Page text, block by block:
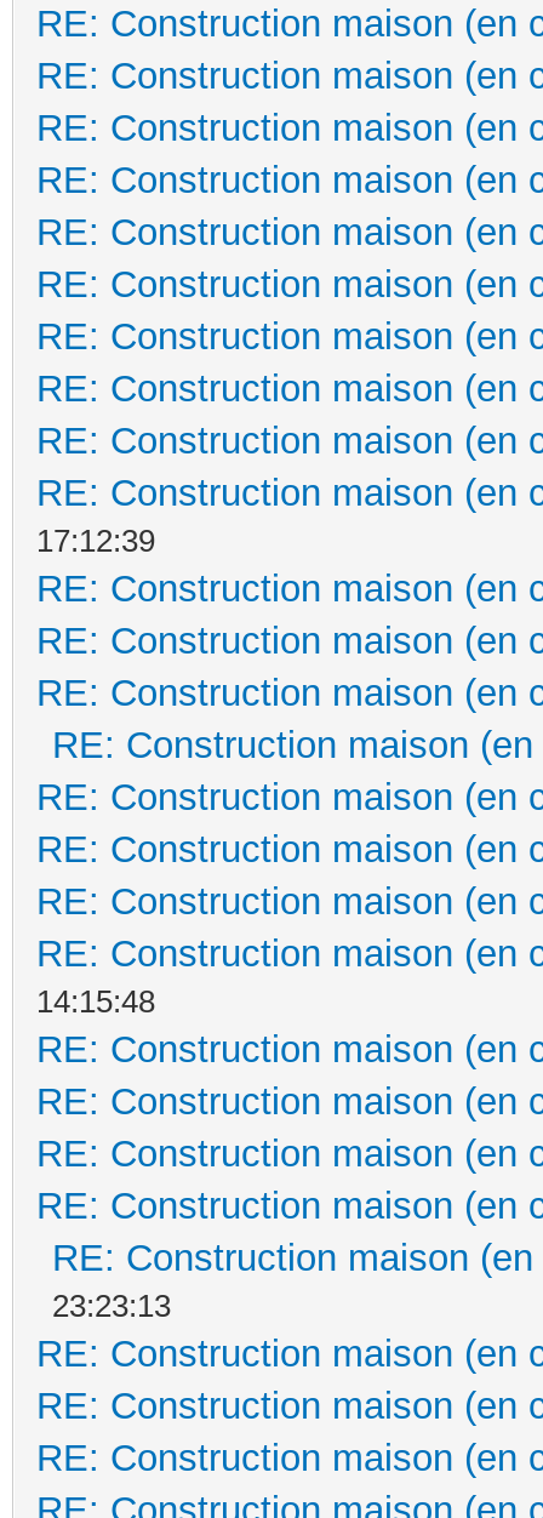
RE: Construction maison (en
RE: Construction maison (en
RE: Construction maison (en
RE: Construction maison (en
RE: Construction maison (en
RE: Construction maison (en
RE: Construction maison (en
RE: Construction maison (en
RE: Construction maison (en
RE: Construction maison (en
17:12:39
RE: Construction maison (en
RE: Construction maison (en
RE: Construction maison (en
RE: Construction maison
RE: Construction maison (en
RE: Construction maison (en
RE: Construction maison (en
RE: Construction maison (en
14:15:48
RE: Construction maison (en
RE: Construction maison (en
RE: Construction maison (en
RE: Construction maison (en
RE: Construction maison
23:23:13
RE: Construction maison (en
RE: Construction maison (en
RE: Construction maison (en